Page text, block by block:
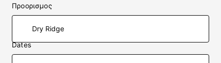
Προορισμος
Dates